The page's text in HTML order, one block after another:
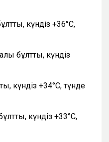
күндіз +36°С,
бұлтты, күндіз
күндіз +34°С, түнде
күндіз +33°С,